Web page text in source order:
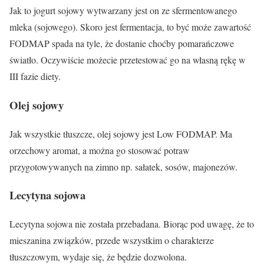
Jak tojogurt sojowywytwarzany jest on ze sfermentowanego
mleka (sojowego). Skoro jest fermentacja, to być może zawartość
FODMAP spada na tyle, że dostanie choćby pomarańczowe
światło. Oczywiście możecie przetestować go na własną rękę w
III fazie diety.
Olej sojowy
Jak wszystkie tłuszcze, olej sojowyjest Low FODMAP. Ma
orzechowy aromat, a można go stosować potraw
przygotowywanych na zimno np. sałatek, sosów, majonezów.
Lecytyna sojowa
Lecytyna sojowa nie została przebadana. Biorąc pod uwagę, że to
mieszanina związków, przede wszystkim o charakterze
tłuszczowym, wydaje się, że będzie dozwolona.